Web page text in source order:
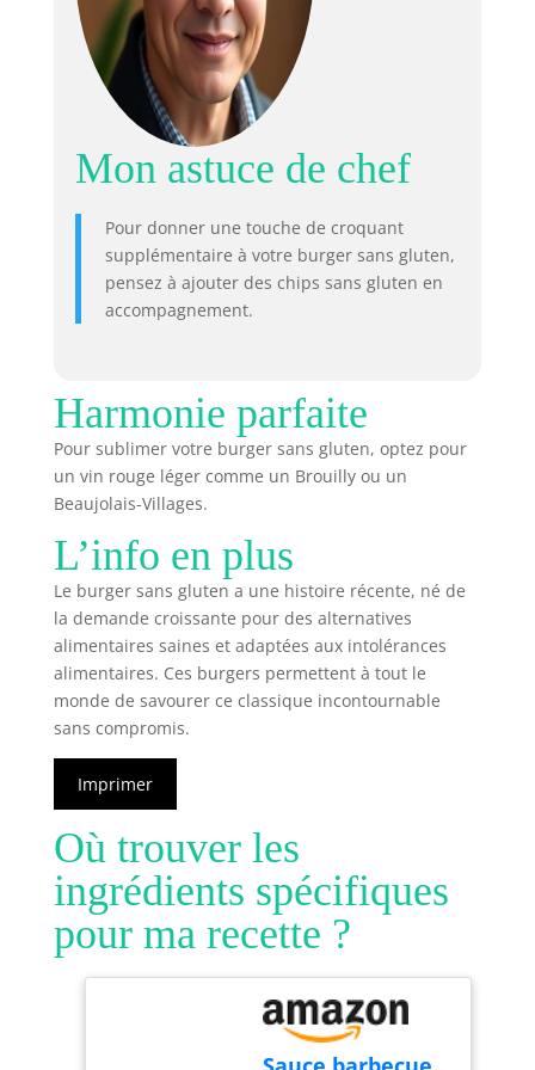
Mon astuce de chef
Pour donner une touche de croquant
supplémentaire à votre burger sans gluten,
pensez à ajouter des chips sans gluten en
accompagnement.
Harmonie parfaite
Pour sublimer votre burger sans gluten, optez pour
un vin rouge léger comme un Brouilly ou un
Beaujolais-Villages.
L’info en plus
Le burger sans gluten a une histoire récente, né de
la demande croissante pour des alternatives
alimentaires saines et adaptées aux intolérances
alimentaires. Ces burgers permettent à tout le
monde de savourer ce classique incontournable
sans compromis.
Imprimer
Où trouver les
ingrédients spécifiques
pour ma recette ?